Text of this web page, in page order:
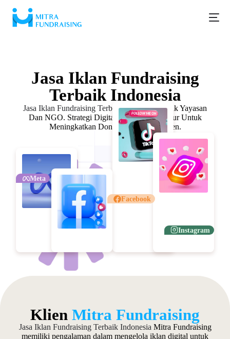
Jasa Iklan Fundraising
Terbaik Indonesia
Jasa Iklan Fundraising Terbaik IndonesiaUntuk Yayasan
Dan NGO. Strategi Digital Marketing Terukur Untuk
Meningkatkan Donasi Secara Konsisten.
Meta
Instagram
Facebook
Klien Mitra Fundraising
Jasa Iklan Fundraising Terbaik Indonesia Mitra Fundraising
memiliki pengalaman dalam mengelola iklan digital untuk